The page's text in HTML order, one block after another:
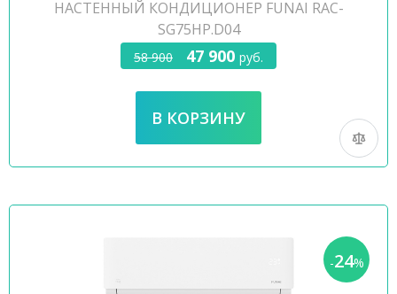
НАСТЕННЫЙ КОНДИЦИОНЕР FUNAI RAC-
SG75HP.D04
58 900 47 900 руб.
-24%